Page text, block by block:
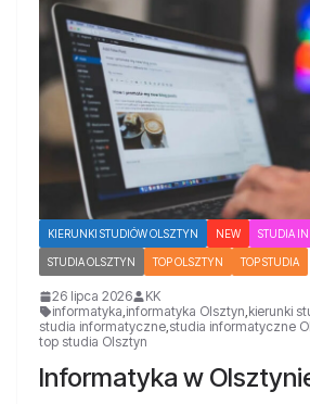
KIERUNKI STUDIÓW OLSZTYN NEW STUDIA
STUDIA OLSZTYN TOP OLSZTYN TOP STUDIA
26 lipca 2026
KK
informatyka,informatyka Olsztyn,kierunki
studia informatyczne,studia informatyczne
top studia Olsztyn
Informatyka w